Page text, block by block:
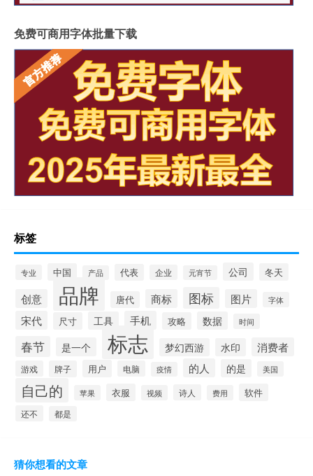
免费可商用字体批量下载
标签
专业 中国 产品 代表 企业 元宵节 公司 冬天
创意 品牌 唐代 商标 图标 图片 字体
宋代 尺寸 工具 手机 攻略 数据 时间
春节 是一个 标志 梦幻西游 水印 消费者
游戏 牌子 用户 电脑 疫情 的人 的是 美国
自己的 苹果 衣服 视频 诗人 费用 软件
还不 都是
猜你想看的文章